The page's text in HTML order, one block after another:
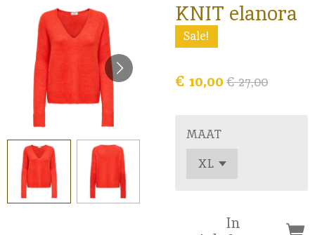
KNIT elanora
Sale!
€ 10,00 € 27,00
MAAT
In